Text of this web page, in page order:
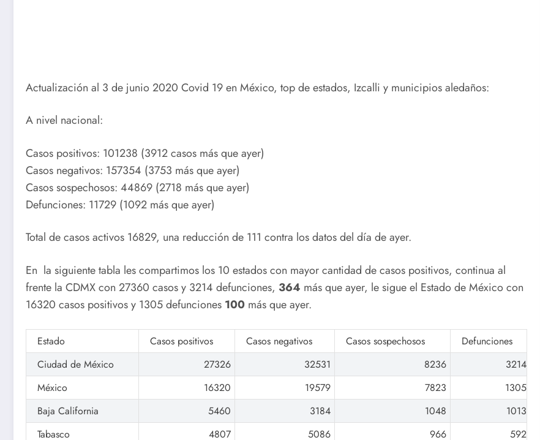
Actualización al 3 de junio 2020 Covid 19 en México, top de estados, Izcalli y municipios aledaños:
A nivel nacional:
Casos positivos: 101238 (3912 casos más que ayer)
Casos negativos: 157354 (3753 más que ayer)
Casos sospechosos: 44869 (2718 más que ayer)
Defunciones: 11729 (1092 más que ayer)
Total de casos activos 16829, una reducción de 111 contra los datos del día de ayer.
En la siguiente tabla les compartimos los 10 estados con mayor cantidad de casos positivos, continua al
frente la CDMX con 27360 casos y 3214 defunciones, 364 más que ayer, le sigue el Estado de México con
16320 casos positivos y 1305 defunciones 100 más que ayer.
Estado Casos positivos Casos negativos Casos sospechosos
Defunciones
Ciudad de México
27326 32531 8236
3214
México
16320 19579 7823
1305
Baja California
5460 3184 1048
1013
Tabasco
4807 5086 966
592